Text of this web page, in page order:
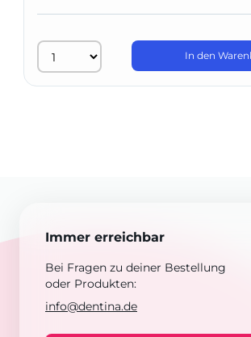
In den
Immer erreichbar
Bei Fragen zu deiner Bestellung
oder Produkten:
info@dentina.de